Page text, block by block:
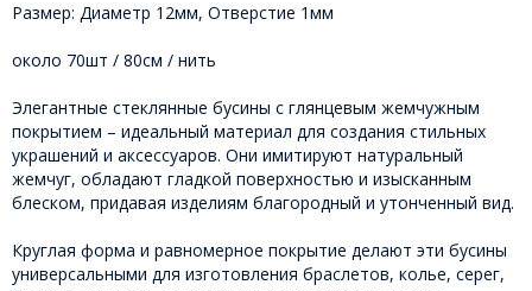
Размер: Диаметр 12мм, Отверстие 1мм
около 70шт / 80см / нить
Элегантные стеклянные бусины с глянцевым жемчужным
покрытием – идеальный материал для создания стильных
украшений и аксессуаров. Они имитируют натуральный
жемчуг, обладают гладкой поверхностью и изысканным
блеском, придавая изделиям благородный и утонченный вид.
Круглая форма и равномерное покрытие делают эти бусины
универсальными для изготовления браслетов, колье, серег,